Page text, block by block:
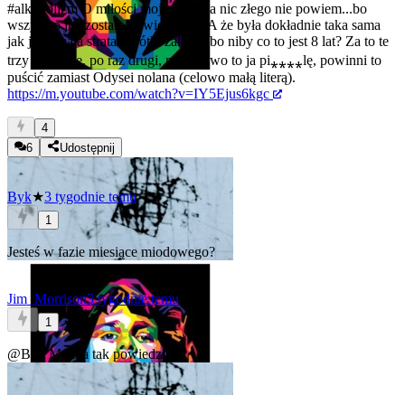
#alkoholizmO miłości mojego życia nic złego nie powiem...bo
wszystko już zostało powiedziane. A że była dokładnie taka sama
jak ja to mała strata i krótki żal. No bo niby co to jest 8 lat? Za to te
trzy tygodnie, po raz drugi, na trzeźwo to ja pi⁎⁎⁎⁎lę, powinni to
puścić zamiast Odysei nolana (celowo małą literą).
https://m.youtube.com/watch?v=IY5Ejus6kgc
4
6
Udostępnij
Byk★3 tygodnie temu
1
Jesteś w fazie miesiące miodowego?
Jim_Morrison3 tygodnie temu
1
@BykMożna tak powiedzieć.